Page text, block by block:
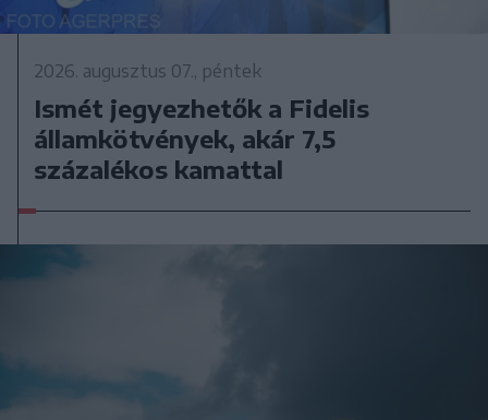
2026. augusztus 07., péntek
Ismét jegyezhetők a Fidelis
államkötvények, akár 7,5
százalékos kamattal